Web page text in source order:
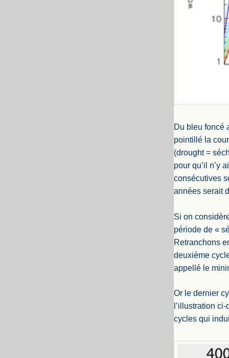
Du bleu foncé
pointillé la
(drought =
pour qu’il n’y
consécutives
années serait
Si on
période de «
Retranchons
deuxième
appellé le
Or le dernier
l’illustration
cycles qui